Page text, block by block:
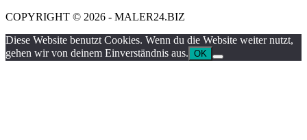
COPYRIGHT © 2026 - MALER24.BIZ
Diese Website benutzt Cookies. Wenn du die Website weiter nutzt,
gehen wir von deinem Einverständnis aus. OK